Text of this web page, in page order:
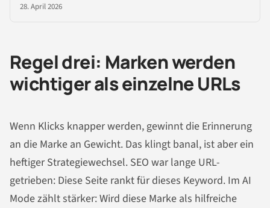
28. April 2026
Regel drei: Marken werden
wichtiger als einzelne URLs
Wenn Klicks knapper werden, gewinnt die Erinnerung
an die Marke an Gewicht. Das klingt banal, ist aber ein
heftiger Strategiewechsel. SEO war lange URL-
getrieben: Diese Seite rankt für dieses Keyword. Im AI
Mode zählt stärker: Wird diese Marke als hilfreiche